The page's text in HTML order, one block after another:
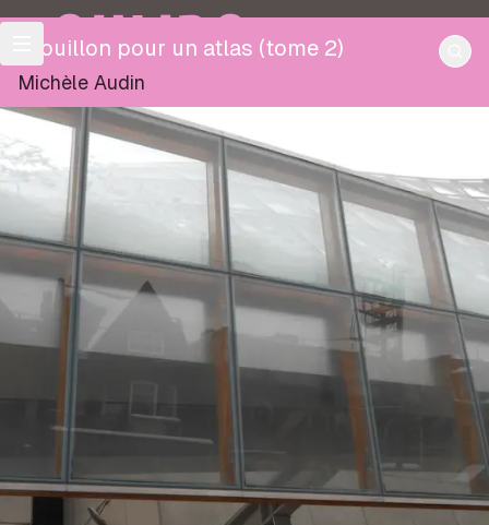
OULIPO
Brouillon pour un atlas (tome 2)
Michèle Audin